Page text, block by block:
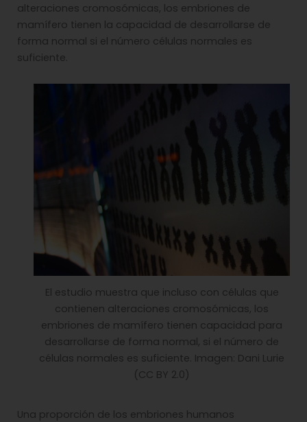
alteraciones cromosómicas, los embriones de
mamífero tienen la capacidad de desarrollarse de
forma normal si el número células normales es
suficiente.
El estudio muestra que incluso con células que
contienen alteraciones cromosómicas, los
embriones de mamífero tienen capacidad para
desarrollarse de forma normal, si el número de
células normales es suficiente. Imagen: Dani Lurie
(CC BY 2.0)
Una proporción de los embriones humanos